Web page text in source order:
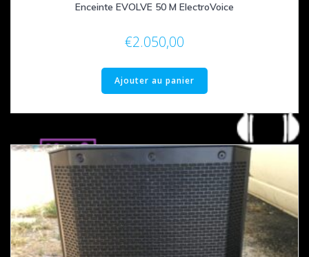
Enceinte EVOLVE 50 M ElectroVoice
€2.050,00
Ajouter au panier